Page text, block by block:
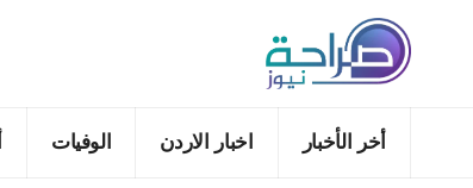
أخر الأخبار اخبار الاردن الوفيات